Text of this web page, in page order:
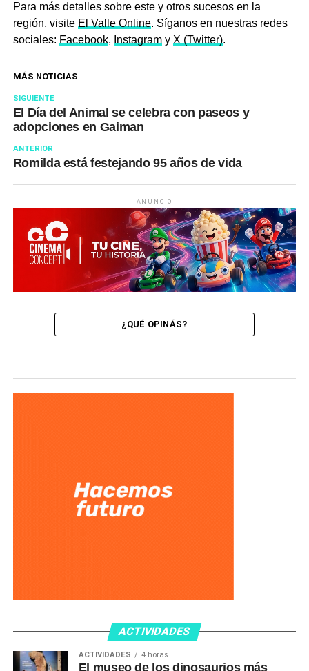
Para más detalles sobre este y otros sucesos en la
región, visite El Valle Online. Síganos en nuestras redes
sociales: Facebook, Instagramy X (Twitter).
MÁS NOTICIAS
SIGUIENTE
El Día del Animal se celebra con paseos y
adopciones en Gaiman
ANTERIOR
Romilda está festejando 95 años de vida
ANUNCIO
¿QUÉ OPINÁS?
ACTIVIDADES
ACTIVIDADES 4 horas
El museo de los dinosaurios más